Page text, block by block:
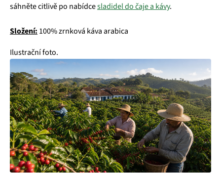
sáhněte citlivě po nabídcesladidel do čaje a kávy.
Složení: 100% zrnková káva arabica
Ilustrační foto.